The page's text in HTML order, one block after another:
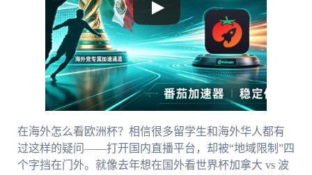
在海外怎么看欧洲杯？相信很多留学生和海外华人都有
过这样的疑问——打开国内直播平台，却被“地域限制”四
个字挡在门外。就像去年想在国外看世界杯加拿大 vs 波